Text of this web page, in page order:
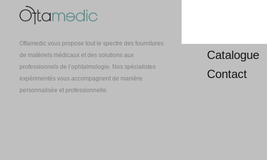
Oftamedic vous propose tout le spectre des fournitures
de matériels médicaux et des solutions aux
professionnels de l’ophtalmologie. Nos spécialistes
expérimentés vous accompagnent de manière
personnalisée et professionnelle.
Catalogue
Contact